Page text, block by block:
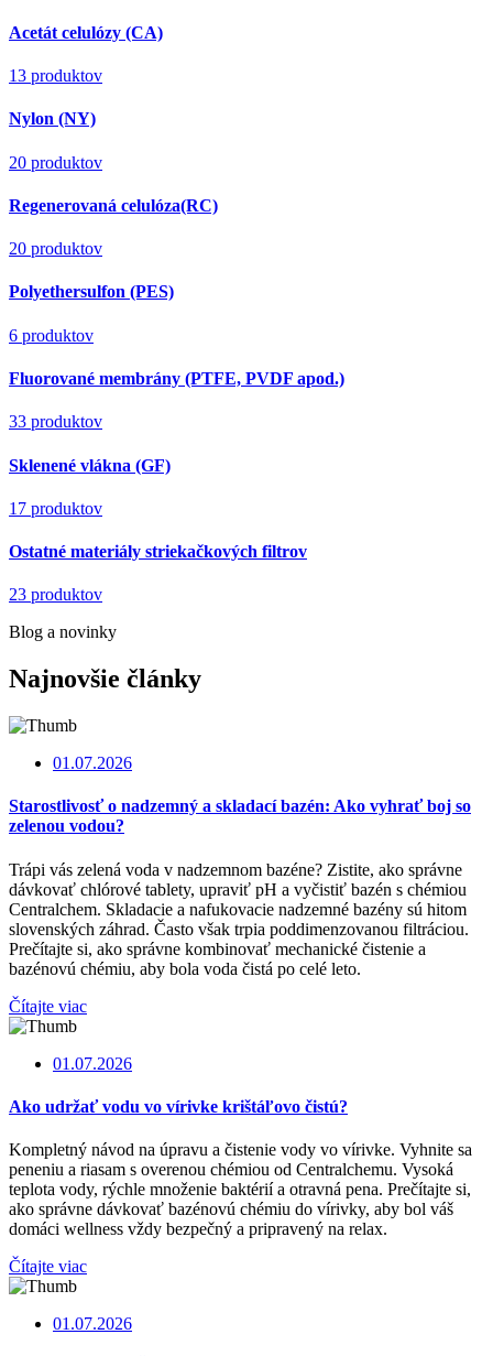
Acetát celulózy (CA)
13 produktov
Nylon (NY)
20 produktov
Regenerovaná celulóza(RC)
20 produktov
Polyethersulfon (PES)
6 produktov
Fluorované membrány (PTFE, PVDF apod.)
33 produktov
Sklenené vlákna (GF)
17 produktov
Ostatné materiály striekačkových filtrov
23 produktov
Blog a novinky
Najnovšie články
01.07.2026
Starostlivosť o nadzemný a skladací bazén: Ako vyhrať boj so
zelenou vodou?
Trápi vás zelená voda v nadzemnom bazéne? Zistite, ako správne
dávkovať chlórové tablety, upraviť pH a vyčistiť bazén s chémiou
Centralchem. Skladacie a nafukovacie nadzemné bazény sú hitom
slovenských záhrad. Často však trpia poddimenzovanou filtráciou.
Prečítajte si, ako správne kombinovať mechanické čistenie a
bazénovú chémiu, aby bola voda čistá po celé leto.
Čítajte viac
01.07.2026
Ako udržať vodu vo vírivke krištáľovo čistú?
Kompletný návod na úpravu a čistenie vody vo vírivke. Vyhnite sa
peneniu a riasam s overenou chémiou od Centralchemu. Vysoká
teplota vody, rýchle množenie baktérií a otravná pena. Prečítajte si,
ako správne dávkovať bazénovú chémiu do vírivky, aby bol váš
domáci wellness vždy bezpečný a pripravený na relax.
Čítajte viac
01.07.2026